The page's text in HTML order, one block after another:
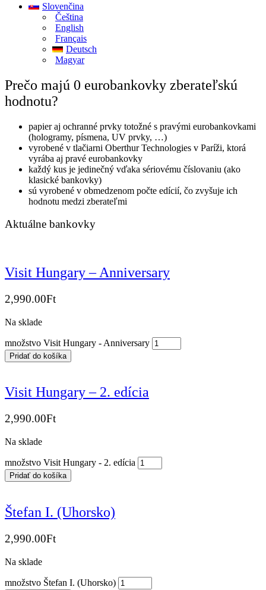
Slovenčina
Čeština
English
Français
Deutsch
Magyar
Prečo majú 0 eurobankovky zberateľskú
hodnotu?
papier aj ochranné prvky totožné s pravými eurobankovkami
(hologramy, písmena, UV prvky, …)
vyrobené v tlačiarni Oberthur Technologies v Paríži, ktorá
vyrába aj pravé eurobankovky
každý kus je jedinečný vďaka sériovému číslovaniu (ako
klasické bankovky)
sú vyrobené v obmedzenom počte edícií, čo zvyšuje ich
hodnotu medzi zberateľmi
Aktuálne bankovky
Visit Hungary – Anniversary
2,990.00Ft
Na sklade
množstvo Visit Hungary - Anniversary
Pridať do košíka
Visit Hungary – 2. edícia
2,990.00Ft
Na sklade
množstvo Visit Hungary - 2. edícia
Pridať do košíka
Štefan I. (Uhorsko)
2,990.00Ft
Na sklade
množstvo Štefan I. (Uhorsko)